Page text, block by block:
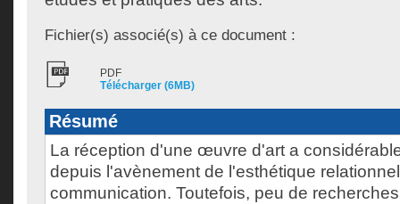
Fichier(s) associé(s) à ce document :
PDF
Télécharger (6MB)
Résumé
La réception d'une œuvre d'art a
depuis l'avènement de l'esthétique
communication. Toutefois, peu de